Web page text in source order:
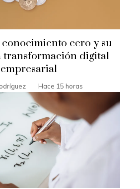
cero y su
transformación digital
empresarial
Hace 15 horas